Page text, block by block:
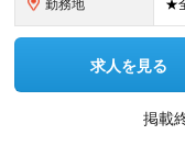
勤務地
求人を見る
掲載